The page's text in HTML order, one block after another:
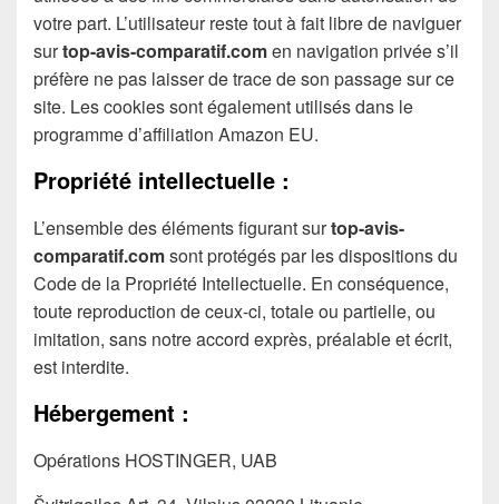
votre part. L’utilisateur reste tout à fait libre de naviguer
surtop-avis-comparatif.comen navigation privée s’il
préfère ne pas laisser de trace de son passage sur ce
site. Les cookies sont également utilisés dans le
programme d’affiliation Amazon EU.
Propriété intellectuelle :
L’ensemble des éléments figurant surtop-avis-
comparatif.comsont protégés par les dispositions du
Code de la Propriété Intellectuelle. En conséquence,
toute reproduction de ceux-ci, totale ou partielle, ou
imitation, sans notre accord exprès, préalable et écrit,
est interdite.
Hébergement :
Opérations HOSTINGER, UAB